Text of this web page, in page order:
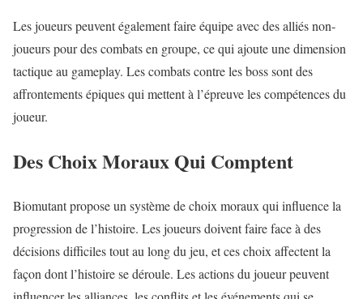
Les joueurs peuvent également faire équipe avec des alliés non-
joueurs pour des combats en groupe, ce qui ajoute une dimension
tactique au gameplay. Les combats contre les boss sont des
affrontements épiques qui mettent à l’épreuve les compétences du
joueur.
Des Choix Moraux Qui Comptent
Biomutant propose un système de choix moraux qui influence la
progression de l’histoire. Les joueurs doivent faire face à des
décisions difficiles tout au long du jeu, et ces choix affectent la
façon dont l’histoire se déroule. Les actions du joueur peuvent